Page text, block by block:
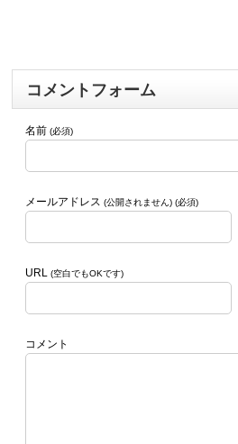
コメントフォーム
名前(必須)
メールアドレス(公開されません) (必須)
URL(空白でもOKです)
コメント